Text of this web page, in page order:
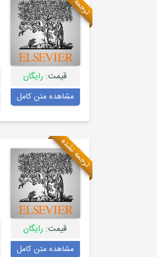
قیمت: رایگان
مشاهده متن کامل
ترجمه نشده
قیمت: رایگان
مشاهده متن کامل